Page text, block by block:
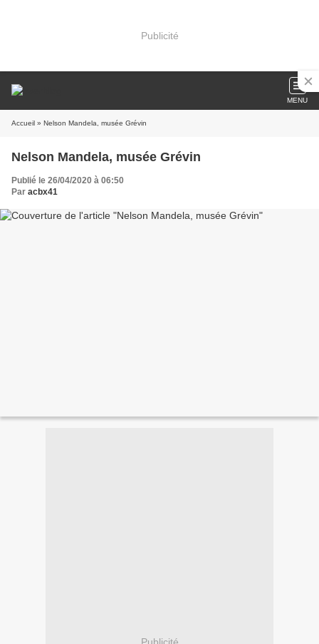
Publicité
MENU
Accueil » Nelson Mandela, musée Grévin
Nelson Mandela, musée Grévin
Publié le 26/04/2020 à 06:50
Par acbx41
Publicité